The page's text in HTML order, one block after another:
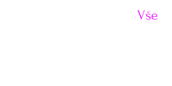
Vše